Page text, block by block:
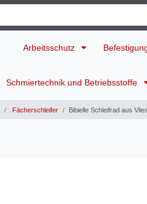
Arbeitsschutz
Schmiertechnik und Betriebsstoffe
Fächerschleifer Bibielle Schleifrad aus